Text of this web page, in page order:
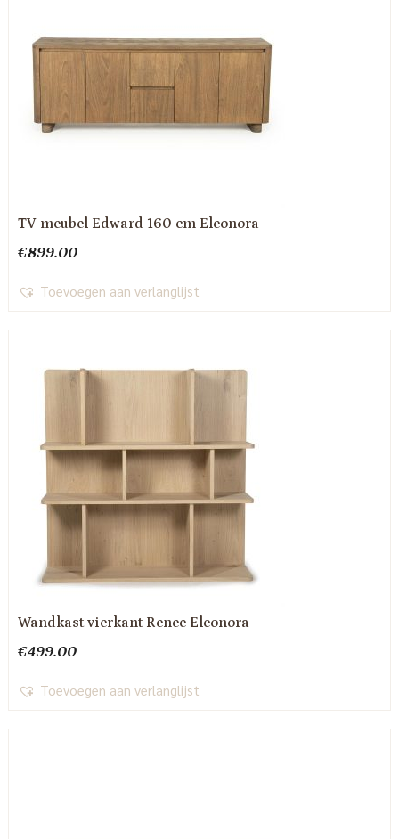
TV meubel Edward 160 cm Eleonora
€899.00
Toevoegen aan verlanglijst
Wandkast vierkant Renee Eleonora
€499.00
Toevoegen aan verlanglijst